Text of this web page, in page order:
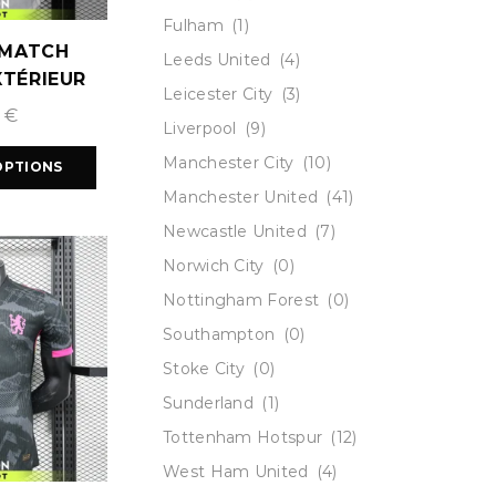
€
Fulham (1)
Leeds United
(4)
Leicester City (3)
Liverpool
(9)
Manchester City (10)
Manchester United (41)
Newcastle United (7)
Norwich City (0)
Nottingham Forest (0)
Southampton
(0)
Stoke City (0)
Sunderland (1)
Tottenham Hotspur (12)
West Ham United
(4)